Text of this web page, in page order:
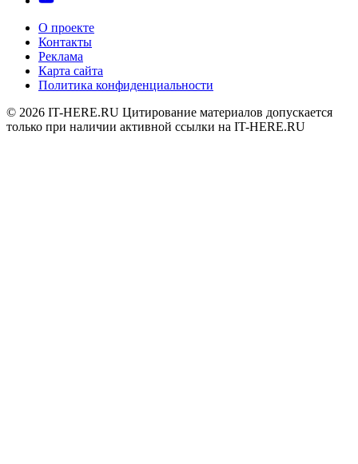
О проекте
Контакты
Реклама
Карта сайта
Политика конфиденциальности
© 2026 IT-HERE.RU Цитирование материалов допускается
только при наличии активной ссылки на IT-HERE.RU